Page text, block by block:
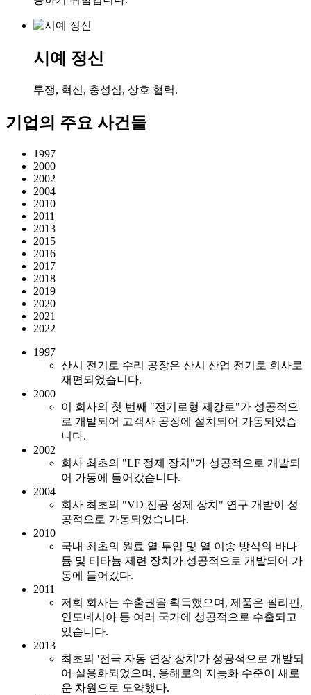
시예 정신
투쟁, 혁신, 충성심, 상호 협력.
기업의 주요 사건들
1997
2000
2002
2004
2010
2011
2013
2015
2016
2017
2018
2019
2020
2021
2022
1997
산시 전기로 수리 공장은 산시 산업 전기로 회사로
재편되었습니다.
2000
이 회사의 첫 번째 "전기로형 제강로"가 성공적으
로 개발되어 고객사 공장에 설치되어 가동되었습
니다.
2002
회사 최초의 "LF 정제 장치"가 성공적으로 개발되
어 가동에 들어갔습니다.
2004
회사 최초의 "VD 진공 정제 장치" 연구 개발이 성
공적으로 가동되었습니다.
2010
국내 최초의 원료 열 투입 및 열 이송 방식의 바나
듐 및 티타늄 제련 장치가 성공적으로 개발되어 가
동에 들어갔다.
2011
저희 회사는 수출권을 획득했으며, 제품은 필리핀,
인도네시아 등 여러 국가에 성공적으로 수출되고
있습니다.
2013
최초의 '전극 자동 연장 장치'가 성공적으로 개발되
어 실용화되었으며, 용해로의 지능화 수준이 새로
운 차원으로 도약했다.